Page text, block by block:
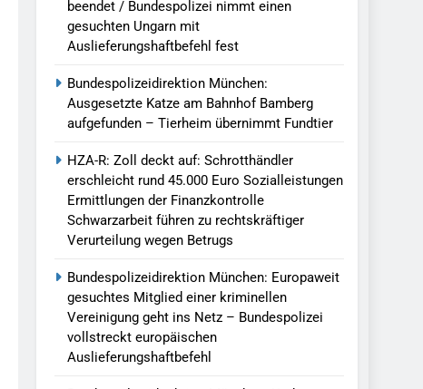
beendet / Bundespolizei nimmt einen
gesuchten Ungarn mit
Auslieferungshaftbefehl fest
Bundespolizeidirektion München:
Ausgesetzte Katze am Bahnhof Bamberg
aufgefunden – Tierheim übernimmt Fundtier
HZA-R: Zoll deckt auf: Schrotthändler
erschleicht rund 45.000 Euro Sozialleistungen
Ermittlungen der Finanzkontrolle
Schwarzarbeit führen zu rechtskräftiger
Verurteilung wegen Betrugs
Bundespolizeidirektion München: Europaweit
gesuchtes Mitglied einer kriminellen
Vereinigung geht ins Netz – Bundespolizei
vollstreckt europäischen
Auslieferungshaftbefehl